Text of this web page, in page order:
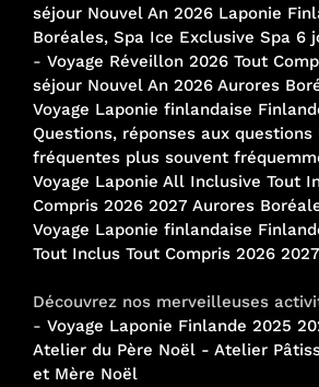
séjour Nouvel An 2026 Laponie
Boréales, Spa Ice Exclusive Spa 6
- Voyage Réveillon 2026 Tout
séjour Nouvel An 2026 Aurores
Voyage Laponie finlandaise
Questions, réponses aux
fréquentes plus souvent
Voyage Laponie All Inclusive Tout
Compris 2026 2027 Aurores
Voyage Laponie finlandaise
Tout Inclus Tout Compris 2026 2027
Découvrez nos merveilleuses
- Voyage Laponie Finlande 2025
Atelier du Père Noël - Atelier
et Mère Noël